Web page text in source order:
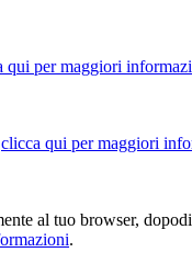
qui per maggiori
clicca qui per maggiori
al tuo browser,
.